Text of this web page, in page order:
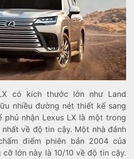
có kích thước lớn như Land
nhiều đường nét thiết kế sang
phủ nhận Lexus LX là một trong
về độ tin cậy. Một nhà đánh
điểm phiên bản 2004 của
cỡ lớn này là 10/10 về độ tin cậy.